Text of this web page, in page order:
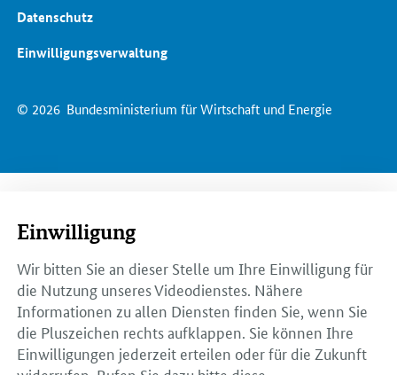
© 2026 Bundesministerium für Wirtschaft und Energie
Datenschutz
Einwilligungsverwaltung
Einwilligung
Wir bitten Sie an dieser Stelle um Ihre Einwilligung für
die Nutzung unseres Videodienstes. Nähere
Informationen zu allen Diensten finden Sie, wenn Sie
die Pluszeichen rechts aufklappen. Sie können Ihre
Einwilligungen jederzeit erteilen oder für die Zukunft